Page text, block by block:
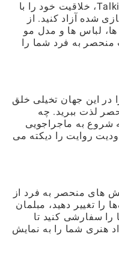
در Talking Tom & Friends: World، خلاقیت خود را با
آزاد کنید. از
لباس ها و مدل مو
به فرد شما را
در این جهان تخیلی خلق
لذت ببرید. چه
شروع به ماجراجویی
روایت را دیکته می
های منحصر به فرد از
را تغییر دهید، مبلمان
را سفارشی کنید تا
هنری شما را به نمایش